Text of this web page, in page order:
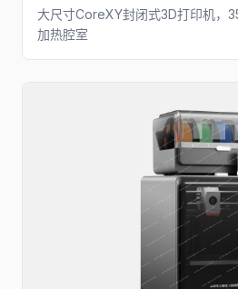
大尺寸CoreXY封闭式3D打印机，
加热腔室